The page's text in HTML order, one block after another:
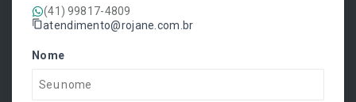
(41) 99817-4809
atendimento@rojane.com.br
Nome